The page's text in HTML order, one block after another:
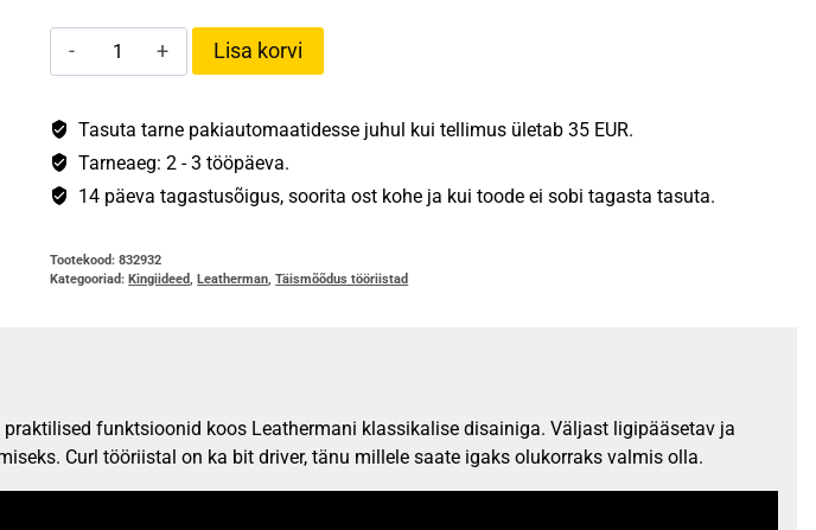
Leatherman
Curl®
Lisa korvi
Tasuta tarne pakiautomaatidesse juhul kui tellimus ületab 35 EUR.
Tarneaeg: 2 - 3 tööpäeva.
14 päeva tagastusõigus, soorita ost kohe ja kui toode ei sobi tagasta tasuta.
Tootekood:832932
Kategooriad:Kingiideed ,Leatherman ,Täismõõdus tööriistad
funktsioonid koos Leathermani klassikalise disainiga. Väljast ligipääsetav ja
Curl tööriistal on ka bit driver, tänu millele saate igaks olukorraks valmis olla.